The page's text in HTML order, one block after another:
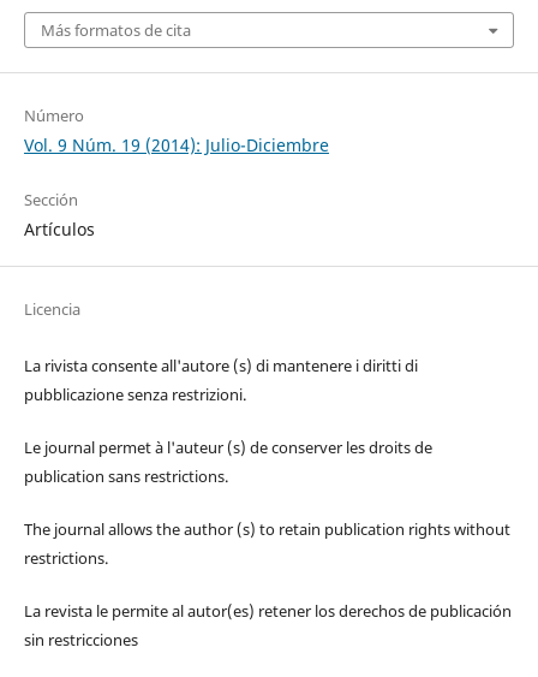
Más formatos de cita
Número
Vol. 9 Núm. 19 (2014): Julio-Diciembre
Sección
Artículos
Licencia
La rivista consente all'autore (s) di mantenere i diritti di
pubblicazione senza restrizioni.
Le journal permet à l'auteur (s) de conserver les droits de
publication sans restrictions.
The journal allows the author (s) to retain publication rights without
restrictions.
La revista le permite al autor(es) retener los derechos de publicación
sin restricciones